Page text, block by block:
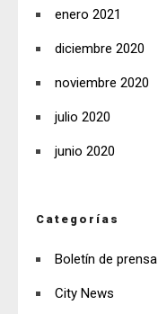
enero 2021
diciembre 2020
noviembre 2020
julio 2020
junio 2020
Categorías
Boletín de prensa
City News